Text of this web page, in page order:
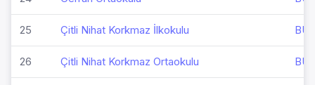
25 Çitli Nihat Korkmaz İlkokulu
26 Çitli Nihat Korkmaz Ortaokulu